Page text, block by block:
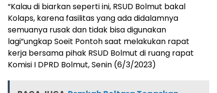
“Kalau di biarkan seperti ini, RSUD Bolmut bakal
Kolaps, karena fasilitas yang ada didalamnya
semuanya rusak dan tidak bisa digunakan
lagi”ungkap Soeit Pontoh saat melakukan rapat
kerja bersama pihak RSUD Bolmut di ruang rapat
Komisi I DPRD Bolmut, Senin (6/3/2023)